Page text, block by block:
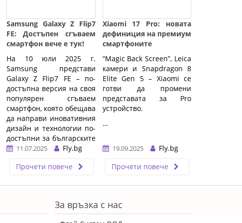
Samsung Galaxy Z Flip7
FE: Достъпен сгъваем
смартфон вече е тук!
На 10 юли 2025 г.
Samsung представи
Galaxy Z Flip7 FE – по-
достъпна версия на своя
популярен сгъваем
смартфон, която обещава
да направи иновативния
дизайн и технологии по-
достъпни за българските
потребители. Тази
феновете на
искат да изпробват
без да плащат премиум
11.07.2025
Fly.bg
Прочети повече
Xiaomi 17 Pro: новата
дефиниция на премиум
смартфоните
“Magic Back Screen”, Leica
камери и Snapdragon 8
Elite Gen 5 – Xiaomi се
готви да промени
представата за Pro
устройство.
…
19.09.2025
Fly.bg
Прочети повече
За връзка с нас